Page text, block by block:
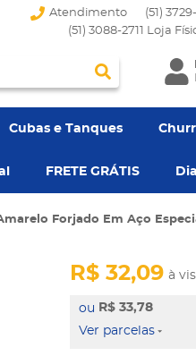
Atendimento
(51)
(51) 3088-2711 Loja
Cubas e Tanques
FRETE GRÁTIS
Forjado Em Aço
R$ 33,78
R$ 32,09 à
Ver parcelas